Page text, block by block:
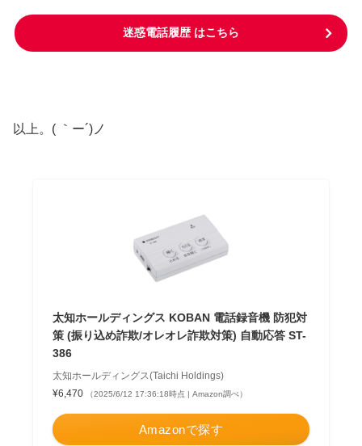
迷惑電話履歴 はこちら
以上。( ｀ー´)ノ
太知ホールディングス KOBAN 電話録音機 防犯対
策 (振り込め詐欺/オレオレ詐欺対策) 自動応答 ST-
386
太知ホールディングス(Taichi Holdings)
¥6,470
（2025/6/12 17:36:18時点 | Amazon調べ）
Amazonで探す